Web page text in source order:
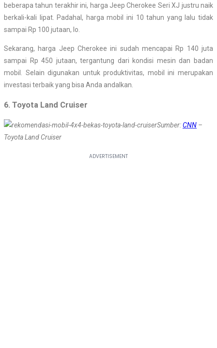
beberapa tahun terakhir ini, harga Jeep Cherokee Seri XJ justru naik
berkali-kali lipat. Padahal, harga mobil ini 10 tahun yang lalu tidak
sampai Rp 100 jutaan, lo.
Sekarang, harga Jeep Cherokee ini sudah mencapai Rp 140 juta
sampai Rp 450 jutaan, tergantung dari kondisi mesin dan badan
mobil. Selain digunakan untuk produktivitas, mobil ini merupakan
investasi terbaik yang bisa Anda andalkan.
6. Toyota Land Cruiser
Sumber:CNN –
Toyota Land Cruiser